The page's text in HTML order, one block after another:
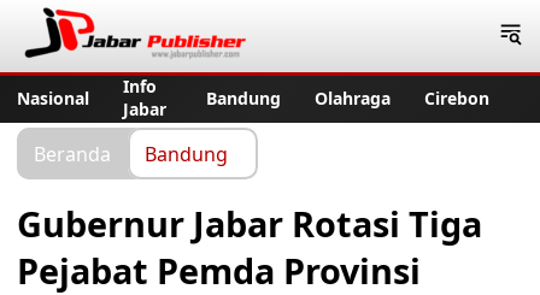
Nasional
Info
Jabar
Bandung Olahraga Cirebon
Beranda Bandung
Gubernur Jabar Rotasi Tiga
Pejabat Pemda Provinsi